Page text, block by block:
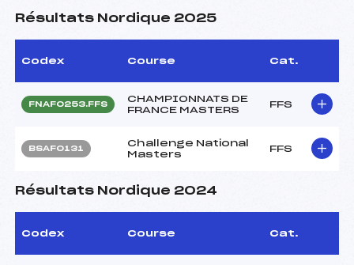
Résultats Nordique 2025
Codex Course Cat.
FNAF0253.FFS
CHAMPIONNATS DE
FRANCE MASTERS
FFS
BSAF0131
Challenge National
Masters
FFS
Résultats Nordique 2024
Codex Course Cat.